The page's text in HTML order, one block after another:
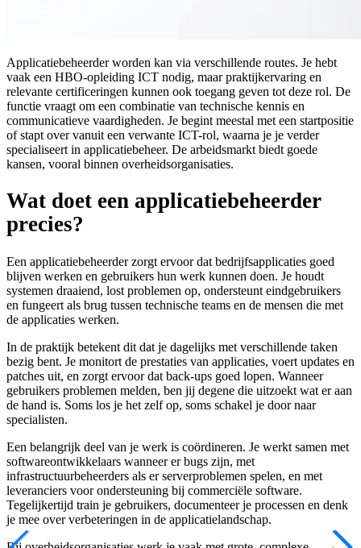
Applicatiebeheerder worden kan via verschillende routes. Je hebt
vaak een HBO-opleiding ICT nodig, maar praktijkervaring en
relevante certificeringen kunnen ook toegang geven tot deze rol. De
functie vraagt om een combinatie van technische kennis en
communicatieve vaardigheden. Je begint meestal met een startpositie
of stapt over vanuit een verwante ICT-rol, waarna je je verder
specialiseert in applicatiebeheer. De arbeidsmarkt biedt goede
kansen, vooral binnen overheidsorganisaties.
Wat doet een applicatiebeheerder
precies?
Een applicatiebeheerder zorgt ervoor dat bedrijfsapplicaties goed
blijven werken en gebruikers hun werk kunnen doen. Je houdt
systemen draaiend, lost problemen op, ondersteunt eindgebruikers
en fungeert als brug tussen technische teams en de mensen die met
de applicaties werken.
In de praktijk betekent dit dat je dagelijks met verschillende taken
bezig bent. Je monitort de prestaties van applicaties, voert updates en
patches uit, en zorgt ervoor dat back-ups goed lopen. Wanneer
gebruikers problemen melden, ben jij degene die uitzoekt wat er aan
de hand is. Soms los je het zelf op, soms schakel je door naar
specialisten.
Een belangrijk deel van je werk is coördineren. Je werkt samen met
softwareontwikkelaars wanneer er bugs zijn, met
infrastructuurbeheerders als er serverproblemen spelen, en met
leveranciers voor ondersteuning bij commerciële software.
Tegelijkertijd train je gebruikers, documenteer je processen en denk
je mee over verbeteringen in de applicatielandschap.